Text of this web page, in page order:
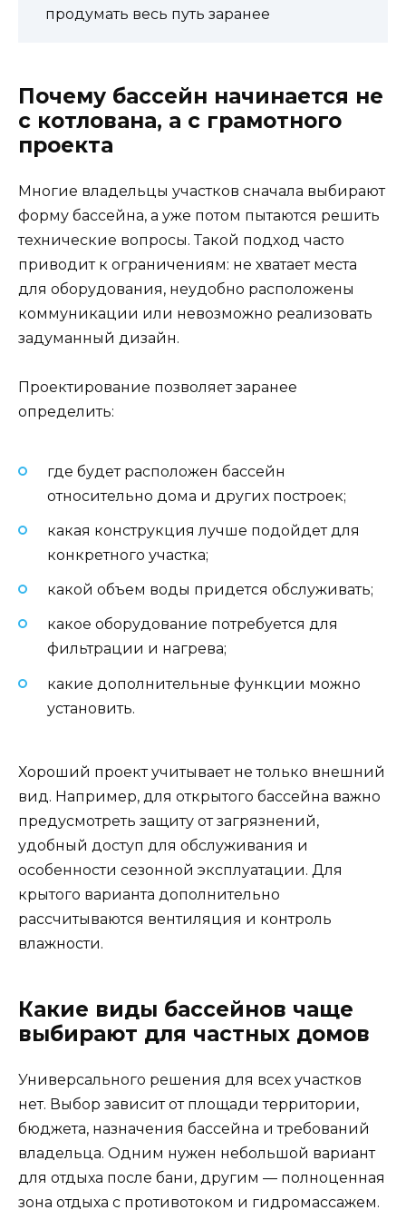
продумать весь путь заранее
Почему бассейн начинается не
с котлована, а с грамотного
проекта
Многие владельцы участков сначала выбирают
форму бассейна, а уже потом пытаются решить
технические вопросы. Такой подход часто
приводит к ограничениям: не хватает места
для оборудования, неудобно расположены
коммуникации или невозможно реализовать
задуманный дизайн.
Проектирование позволяет заранее
определить:
где будет расположен бассейн
относительно дома и других построек;
какая конструкция лучше подойдет для
конкретного участка;
какой объем воды придется обслуживать;
какое оборудование потребуется для
фильтрации и нагрева;
какие дополнительные функции можно
установить.
Хороший проект учитывает не только внешний
вид. Например, для открытого бассейна важно
предусмотреть защиту от загрязнений,
удобный доступ для обслуживания и
особенности сезонной эксплуатации. Для
крытого варианта дополнительно
рассчитываются вентиляция и контроль
влажности.
Какие виды бассейнов чаще
выбирают для частных домов
Универсального решения для всех участков
нет. Выбор зависит от площади территории,
бюджета, назначения бассейна и требований
владельца. Одним нужен небольшой вариант
для отдыха после бани, другим — полноценная
зона отдыха с противотоком и гидромассажем.